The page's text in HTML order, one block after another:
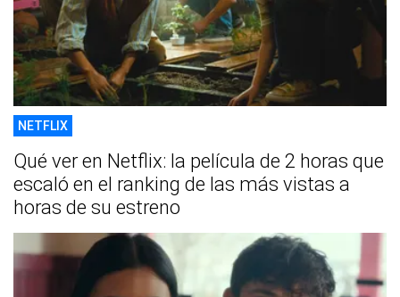
NETFLIX
Qué ver en Netflix: la película de 2 horas que
escaló en el ranking de las más vistas a
horas de su estreno